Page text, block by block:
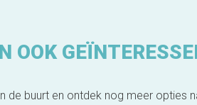
OOK
de buurt en ontdek nog meer opties